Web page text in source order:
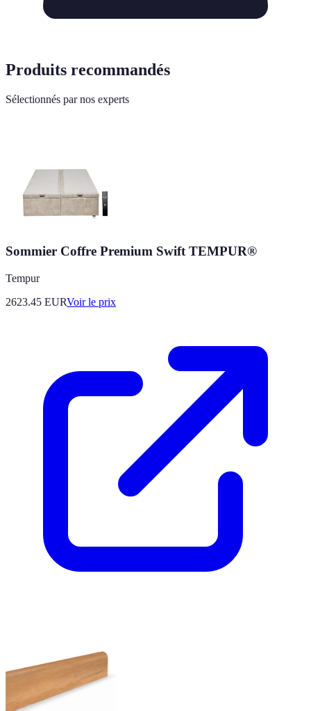
Produits recommandés
Sélectionnés par nos experts
Sommier Coffre Premium Swift TEMPUR®
Tempur
2623.45 EURVoir le prix